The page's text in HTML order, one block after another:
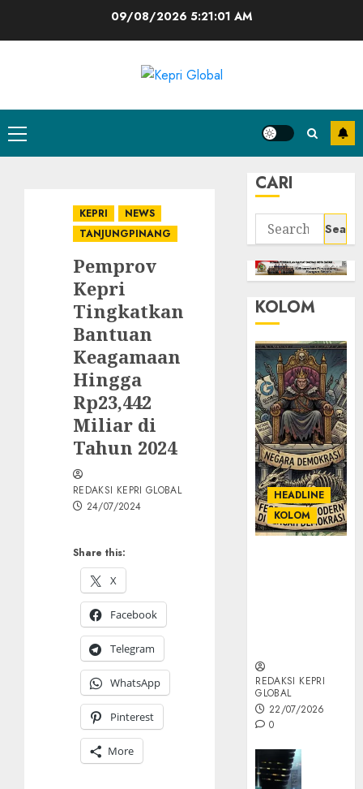
09/08/2026 5:21:02 AM
Primary
Menu
KEPRI
NEWS
TANJUNGPINANG
Pemprov
Kepri
Tingkatkan
Bantuan
Keagamaan
Hingga
Rp23,442
Miliar di
Tahun 2024
Share this:
X
Facebook
Telegram
WhatsApp
Pinterest
More
REDAKSI KEPRI GLOBAL
24/07/2024
CARI
Search
for:
KOLOM
HEADLINE
KOLOM
REDAKSI KEPRI
GLOBAL
22/07/2026
0